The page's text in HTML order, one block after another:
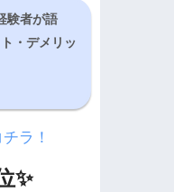
験者が語
・デメリッ
ラ！
✨